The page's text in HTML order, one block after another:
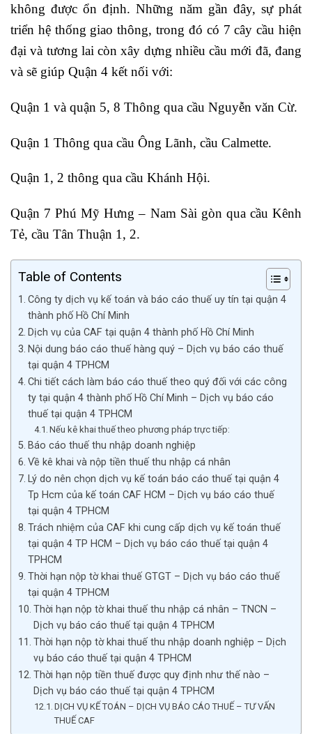
không được ổn định. Những năm gần đây, sự phát
triển hệ thống giao thông, trong đó có 7 cây cầu hiện
đại và tương lai còn xây dựng nhiều cầu mới đã, đang
và sẽ giúp Quận 4 kết nối với:
Quận 1 và quận 5, 8 Thông qua cầu Nguyễn văn Cừ.
Quận 1 Thông qua cầu Ông Lãnh, cầu Calmette.
Quận 1, 2 thông qua cầu Khánh Hội.
Quận 7 Phú Mỹ Hưng – Nam Sài gòn qua cầu Kênh
Tẻ, cầu Tân Thuận 1, 2.
Table of Contents
Công ty dịch vụ kế toán và báo cáo thuế uy tín tại quận 4
thành phố Hồ Chí Minh
Dịch vụ của CAF tại quận 4 thành phố Hồ Chí Minh
Nội dung báo cáo thuế hàng quý – Dịch vụ báo cáo thuế
tại quận 4 TPHCM
Chi tiết cách làm báo cáo thuế theo quý đối với các công
ty tại quận 4 thành phố Hồ Chí Minh – Dịch vụ báo cáo
thuế tại quận 4 TPHCM
Nếu kê khai thuế theo phương pháp trực tiếp:
Báo cáo thuế thu nhập doanh nghiệp
Về kê khai và nộp tiền thuế thu nhập cá nhân
Lý do nên chọn dịch vụ kế toán báo cáo thuế tại quận 4
Tp Hcm của kế toán CAF HCM – Dịch vụ báo cáo thuế
tại quận 4 TPHCM
Trách nhiệm của CAF khi cung cấp dịch vụ kế toán thuế
tại quận 4 TP HCM – Dịch vụ báo cáo thuế tại quận 4
TPHCM
Thời hạn nộp tờ khai thuế GTGT – Dịch vụ báo cáo thuế
tại quận 4 TPHCM
Thời hạn nộp tờ khai thuế thu nhập cá nhân – TNCN –
Dịch vụ báo cáo thuế tại quận 4 TPHCM
Thời hạn nộp tờ khai thuế thu nhập doanh nghiệp – Dịch
vụ báo cáo thuế tại quận 4 TPHCM
Thời hạn nộp tiền thuế được quy định như thế nào –
Dịch vụ báo cáo thuế tại quận 4 TPHCM
DỊCH VỤ KẾ TOÁN – DỊCH VỤ BÁO CÁO THUẾ – TƯ VẤN
THUẾ CAF